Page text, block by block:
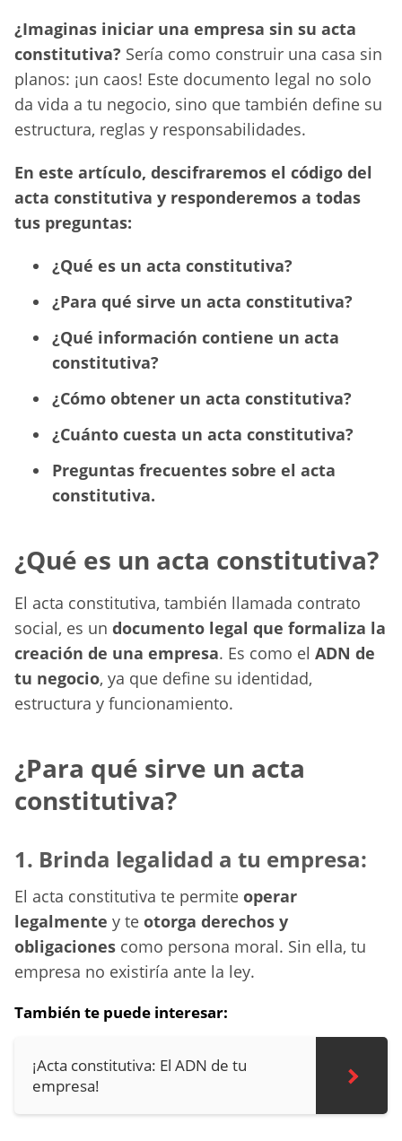
¿Imaginas iniciar una empresa sin su acta
constitutiva? Sería como construir una casa sin
planos: ¡un caos! Este documento legal no solo
da vida a tu negocio, sino que también define su
estructura, reglas y responsabilidades.
En este artículo, descifraremos el código del
acta constitutiva y responderemos a todas
tus preguntas:
¿Qué es un acta constitutiva?
¿Para qué sirve un acta constitutiva?
¿Qué información contiene un acta
constitutiva?
¿Cómo obtener un acta constitutiva?
¿Cuánto cuesta un acta constitutiva?
Preguntas frecuentes sobre el acta
constitutiva.
¿Qué es un acta constitutiva?
El acta constitutiva, también llamada contrato
social, es un documento legal que formaliza la
creación de una empresa. Es como el ADN de
tu negocio, ya que define su identidad,
estructura y funcionamiento.
¿Para qué sirve un acta
constitutiva?
1. Brinda legalidad a tu empresa:
El acta constitutiva te permite operar
legalmente y te otorga derechos y
obligaciones como persona moral. Sin ella, tu
empresa no existiría ante la ley.
También te puede interesar:
¡Acta constitutiva: El ADN de tu
empresa!